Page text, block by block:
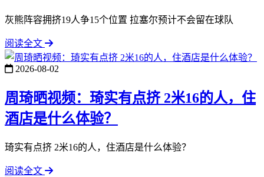
灰熊阵容拥挤19人争15个位置 拉塞尔预计不会留在球队
阅读全文
2026-08-02
周琦晒视频：琦实有点挤 2米16的人，住
酒店是什么体验？
琦实有点挤 2米16的人，住酒店是什么体验？
阅读全文